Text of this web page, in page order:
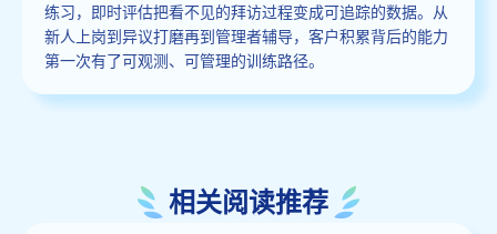
练习，即时评估把看不见的拜访过程变成可追踪的数据。从
新人上岗到异议打磨再到管理者辅导，客户积累背后的能力
第一次有了可观测、可管理的训练路径。
相关阅读推荐